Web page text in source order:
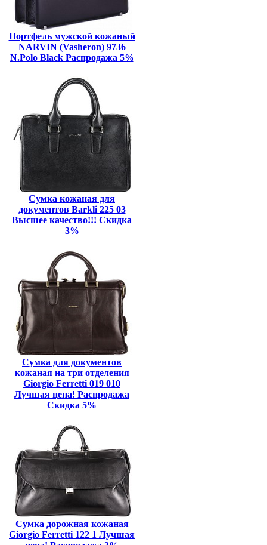
Портфель мужской кожаный
NARVIN (Vasheron) 9736
N.Polo Black Распродажа 5%
Сумка кожаная для
документов Barkli 225 03
Высшее качество!!! Скидка
3%
Сумка для документов
кожаная на три отделения
Giorgio Ferretti 019 010
Лучшая цена! Распродажа
Скидка 5%
Сумка дорожная кожаная
Giorgio Ferretti 122 1 Лучшая